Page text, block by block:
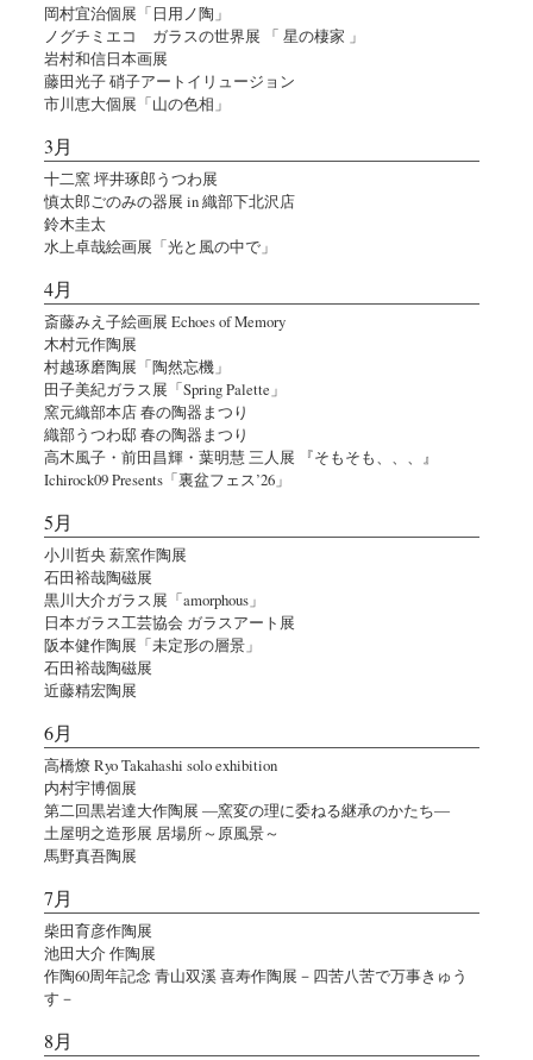
岡村宜治個展「日用ノ陶」
ノグチミエコ ガラスの世界展 「 星の棲家 」
岩村和信日本画展
藤田光子 硝子アートイリュージョン
市川恵大個展「山の色相」
3月
十二窯 坪井琢郎うつわ展
慎太郎ごのみの器展 in 織部下北沢店
鈴木圭太
水上卓哉絵画展「光と風の中で」
4月
斎藤みえ子絵画展 Echoes of Memory
木村元作陶展
村越琢磨陶展「陶然忘機」
田子美紀ガラス展「Spring Palette」
窯元織部本店 春の陶器まつり
織部うつわ邸 春の陶器まつり
高木風子・前田昌輝・葉明慧 三人展 『そもそも、、、』
Ichirock09 Presents「裏盆フェス’26」
5月
小川哲央 薪窯作陶展
石田裕哉陶磁展
黒川大介ガラス展「amorphous」
日本ガラス工芸協会 ガラスアート展
阪本健作陶展「未定形の層景」
石田裕哉陶磁展
近藤精宏陶展
6月
高橋燎 Ryo Takahashi solo exhibition
内村宇博個展
第二回黒岩達大作陶展 ―窯変の理に委ねる継承のかたち―
土屋明之造形展 居場所～原風景～
馬野真吾陶展
7月
柴田育彦作陶展
池田大介 作陶展
作陶60周年記念 青山双溪 喜寿作陶展－四苦八苦で万事きゅう
す－
8月